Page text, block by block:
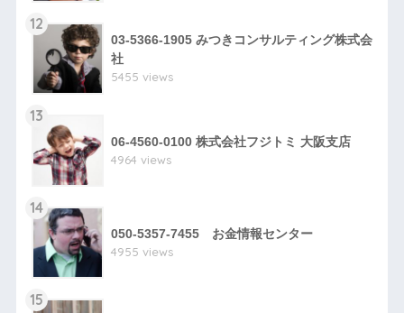
12
03-5366-1905 みつきコンサルティング株式会
社
5455 views
13
06-4560-0100 株式会社フジトミ 大阪支店
4964 views
14
050-5357-7455 お金情報センター
4955 views
15